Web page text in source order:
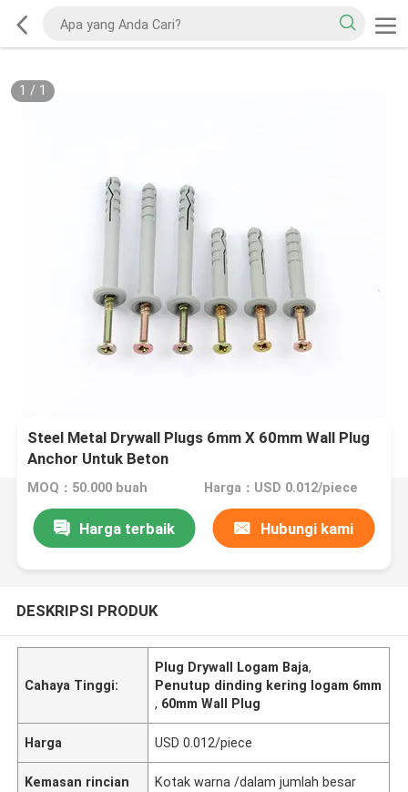
1 / 1
Steel Metal Drywall Plugs 6mm X 60mm Wall Plug
Anchor Untuk Beton
MOQ：50.000 buah Harga：USD 0.012/piece
Harga terbaik Hubungi kami
DESKRIPSI PRODUK
Cahaya Tinggi:
Plug Drywall Logam Baja,
Penutup dinding kering logam 6mm
, 60mm Wall Plug
Harga USD 0.012/piece
Kemasan rincian Kotak warna /dalam jumlah besar